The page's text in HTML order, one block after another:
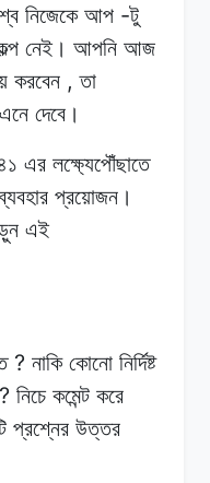
নিজেকে আপ -টু
নেই। আপনি আজ
করবেন ,তা
এনে দেবে।
এর লক্ষ্যেপৌঁছাতে
প্রয়োজন।
এই
? নাকি কোনো নির্দিষ্ট
নিচে কমেন্ট করে
প্রশ্নের উত্তর